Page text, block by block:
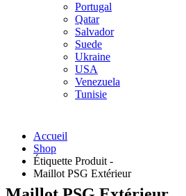
Portugal
Qatar
Salvador
Suede
Ukraine
USA
Venezuela
Tunisie
Accueil
Shop
Étiquette Produit -
Maillot PSG Extérieur